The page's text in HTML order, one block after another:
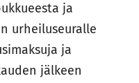
ja
urheiluseuralle
ja
jälkeen